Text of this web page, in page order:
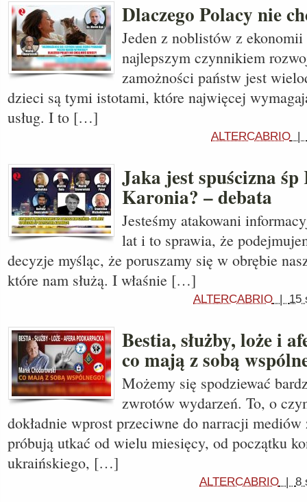
Dlaczego Polacy nie
Jeden z noblistów z ekonomii
najlepszym czynnikiem
zamożności państw jest
dzieci są tymi istotami, które najwięcej
usług. I to […]
ALTERCABRIO |
Jaka jest spuścizna
Karonia? – debata
Jesteśmy atakowani
lat i to sprawia, że
decyzje myśląc, że poruszamy się w obrębie
które nam służą. I właśnie […]
ALTERCABRIO | 15
Bestia, służby, loże i
co mają z sobą
Możemy się spodziewać
zwrotów wydarzeń. To, o
dokładnie wprost przeciwne do narracji
próbują utkać od wielu miesięcy, od początku
ukraińskiego, […]
ALTERCABRIO | 8